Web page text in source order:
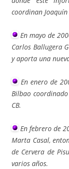
coordinan Joaquín
En mayo de
Carlos Ballugera
y aporta una
En enero de
Bilbao coordinado
CB.
En febrero de
Marta Casal,
de Cervera de
varios años.